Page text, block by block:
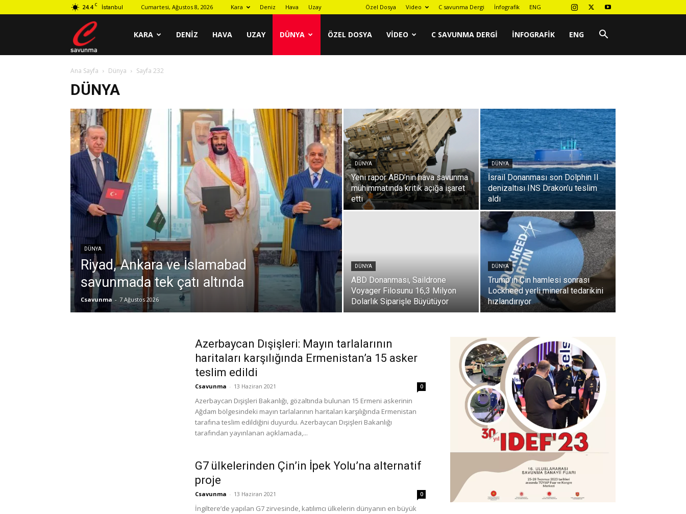
24.4 C İstanbul Cumartesi, Ağustos 8, 2026 Kara Deniz Hava Uzay Özel Dosya Video C savunma Dergi İnfografik ENG
savunma
KARA DENIZ HAVA UZAY DÜNYA ÖZEL DOSYA VIDEO C SAVUNMA DERGI İNFOGRAFIK ENG
Ana Sayfa Dünya Sayfa 232
DÜNYA
DÜNYA
Riyad, Ankara ve İslamabad
savunmada tek çatı altında
Csavunma - 7 Ağustos 2026
DÜNYA
Yeni rapor ABD’nin hava savunma
mühimmatında kritik açığa işaret
etti
DÜNYA
İsrail Donanması son Dolphin II
denizaltısı INS Drakon’u teslim
aldı
DÜNYA
ABD Donanması, Saildrone
Voyager Filosunu 16,3 Milyon
Dolarlık Siparişle Büyütüyor
DÜNYA
Trump’ın Çin hamlesi sonrası
Lockheed yerli mineral tedarikini
hızlandırıyor
Azerbaycan Dışişleri: Mayın tarlalarının
haritaları karşılığında Ermenistan’a 15 asker
teslim edildi
Csavunma - 13 Haziran 2021 0
Azerbaycan Dışişleri Bakanlığı, gözaltında bulunan 15 Ermeni askerinin
Ağdam bölgesindeki mayın tarlalarının haritaları karşılığında Ermenistan
tarafına teslim edildiğini duyurdu. Azerbaycan Dışişleri Bakanlığı
tarafından yayınlanan açıklamada,...
G7 ülkelerinden Çin’in İpek Yolu’na alternatif
proje
Csavunma - 13 Haziran 2021 0
İngiltere’de yapılan G7 zirvesinde, katılımcı ülkelerin dünyanın en büyük